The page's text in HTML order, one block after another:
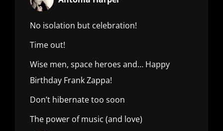
No isolation but celebration!
Time out!
Wise men, space heroes and… Happy
Birthday Frank Zappa!
Don’t hibernate too soon
The power of music (and love)